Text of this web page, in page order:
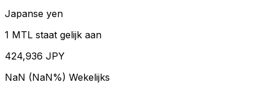
Japanse yen
1 MTL staat gelijk aan
424,936 JPY
NaN (NaN%) Wekelijks